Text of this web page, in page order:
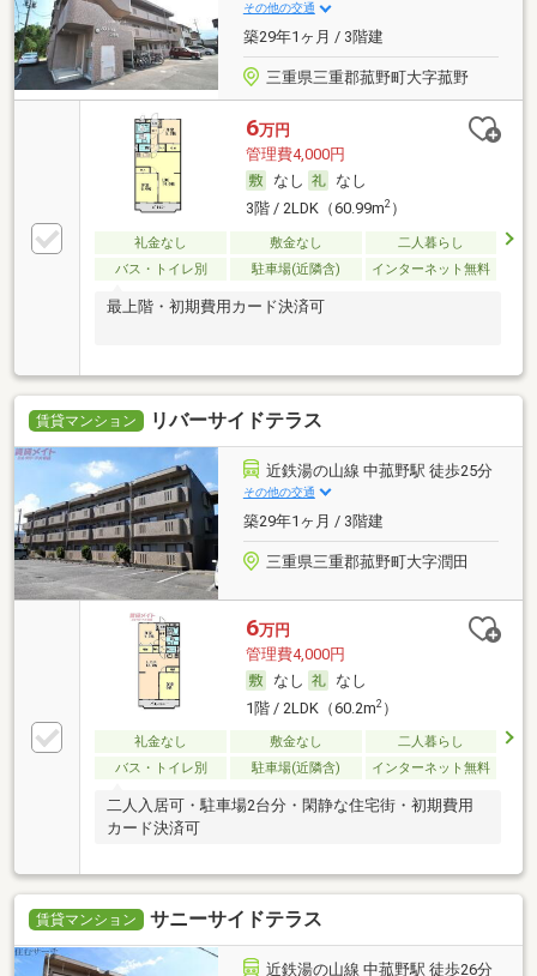
その他の交通
築29年1ヶ月 / 3階建
三重県三重郡菰野町大字菰野
6万円
管理費4,000円
なし
なし
3階 / 2LDK（60.99m2）
礼金なし 敷金なし
二人暮らし
バス・トイレ別
駐車場(近隣含) インターネット無料
最上階・初期費用カード決済可
賃貸マンション リバーサイドテラス
近鉄湯の山線 中菰野駅 徒歩25分
その他の交通
築29年1ヶ月 / 3階建
三重県三重郡菰野町大字潤田
6万円
管理費4,000円
なし
なし
1階 / 2LDK（60.2m2）
礼金なし 敷金なし
二人暮らし
バス・トイレ別
駐車場(近隣含) インターネット無料
二人入居可・駐車場2台分・閑静な住宅街・初期費用
カード決済可
賃貸マンション サニーサイドテラス
近鉄湯の山線 中菰野駅 徒歩26分